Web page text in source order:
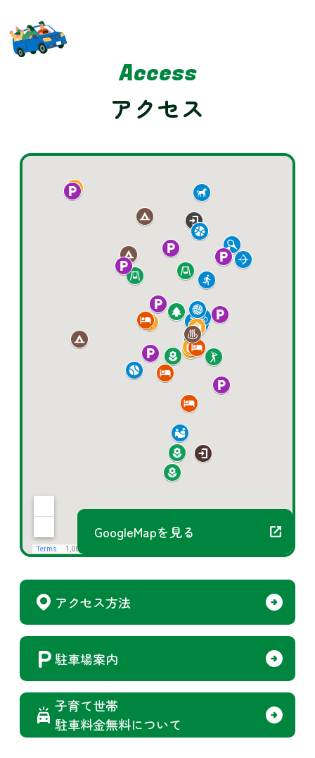
Access
アクセス
GoogleMapを見る
アクセス方法
駐車場案内
子育て世帯
駐車料金無料について